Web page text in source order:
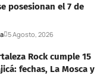
posesionan el 7 de
5 Agosto, 2026
Rock cumple 15
fechas, La Mosca y